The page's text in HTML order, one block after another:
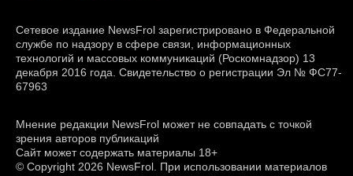
Сетевое издание NewsFrol зарегистрировано в Федеральной
службе по надзору в сфере связи, информационных
технологий и массовых коммуникаций (Роскомнадзор) 13
декабря 2016 года. Свидетельство о регистрации Эл № ФС77-
67963
Мнение редакции NewsFrol может не совпадать с точкой
зрения авторов публикаций
Сайт может содержать материалы 18+
© Copyright 2026 NewsFrol. При использовании материалов